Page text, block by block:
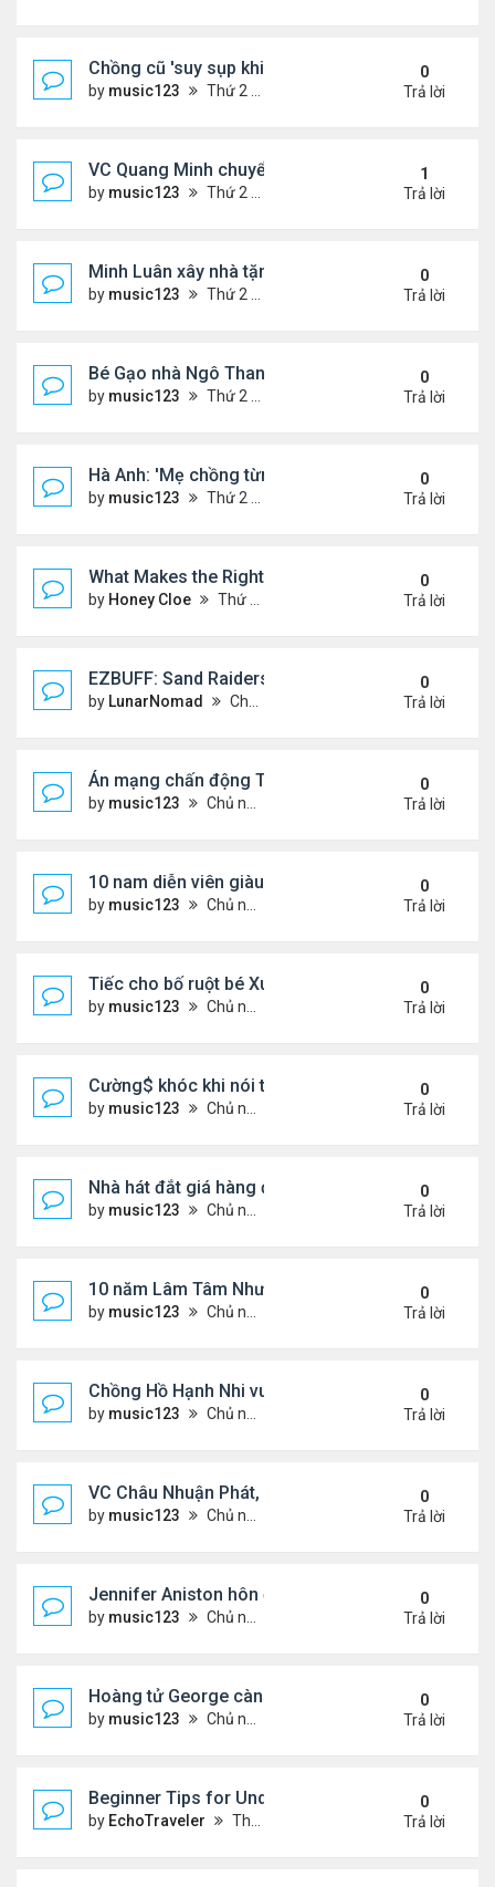
Chồng cũ 'suy sụp khi biết tin Nicole Kidman có
by music123 Thứ 2 Tháng 8 03, 2026 6:41 pm
0
Trả lời
VC Quang Minh chuyển về tổ ấm
by music123 Thứ 2 Tháng 8 03, 2026 5:56 pm
1
Trả lời
Minh Luân xây nhà tặng cha mẹ
by music123 Thứ 2 Tháng 8 03, 2026 5:45 pm
0
Trả lời
Bé Gạo nhà Ngô Thanh Vân dễ thương trong tiệc
by music123 Thứ 2 Tháng 8 03, 2026 5:19 pm
0
Trả lời
Hà Anh: 'Mẹ chồng từng ngạc nhiên vì tôi luôn trả
by music123 Thứ 2 Tháng 8 03, 2026 5:13 pm
0
Trả lời
What Makes the Right Retail POS Matter?
by Honey Cloe Thứ 2 Tháng 8 03, 2026 10:35 am
0
Trả lời
EZBUFF: Sand Raiders of Sophie Farming
by LunarNomad Chủ nhật Tháng 8 02, 2026 11:33 pm
0
Trả lời
Án mạng chấn động Thái lan: hai chị em người
by music123 Chủ nhật Tháng 8 02, 2026 6:43 pm
0
Trả lời
10 nam diễn viên giàu nhất Trung Quốc 2026
by music123 Chủ nhật Tháng 8 02, 2026 6:39 pm
0
Trả lời
Tiếc cho bố ruột bé Xuân Mai ở Mỹ
by music123 Chủ nhật Tháng 8 02, 2026 6:33 pm
0
Trả lời
Cường$ khóc khi nói thật về hôn nhân
by music123 Chủ nhật Tháng 8 02, 2026 6:28 pm
0
Trả lời
Nhà hát đắt giá hàng đầu tg ở VN
by music123 Chủ nhật Tháng 8 02, 2026 6:20 pm
0
Trả lời
10 năm Lâm Tâm Như - Hoắc Kiến Hoa
by music123 Chủ nhật Tháng 8 02, 2026 6:11 pm
0
Trả lời
Chồng Hồ Hạnh Nhi vui vẻ ôm người cũ của vợ
by music123 Chủ nhật Tháng 8 02, 2026 6:05 pm
0
Trả lời
VC Châu Nhuận Phát, Lưu Gia Linh viếng vợ cũ ..
by music123 Chủ nhật Tháng 8 02, 2026 6:00 pm
0
Trả lời
Jennifer Aniston hôn đắm đuối bạn trai trên du
by music123 Chủ nhật Tháng 8 02, 2026 5:54 pm
0
Trả lời
Hoàng tử George càng lớn càng điển trai
by music123 Chủ nhật Tháng 8 02, 2026 5:47 pm
0
Trả lời
Beginner Tips for Understanding Diablo 4 Items
by EchoTraveler Thứ 7 Tháng 8 01, 2026 12:25 am
0
Trả lời